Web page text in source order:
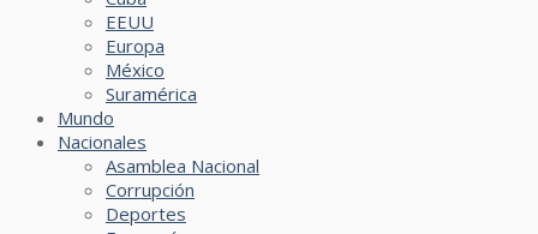
EEUU
Europa
México
Suramérica
Mundo
Nacionales
Asamblea Nacional
Corrupción
Deportes